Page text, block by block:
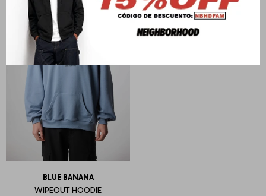
BLUE BANANA
WIPEOUT HOODIE